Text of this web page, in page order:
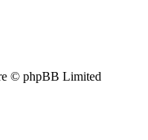
© phpBB Limited